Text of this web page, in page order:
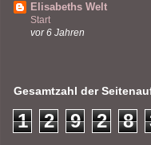
Elisabeths Welt
Start
vor 6 Jahren
Gesamtzahl der
1 2 9 2 8